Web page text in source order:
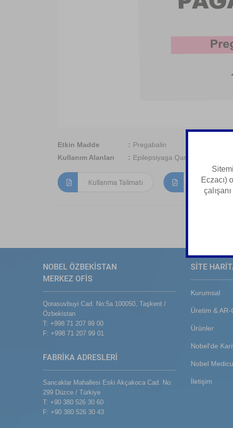
Etkin Madde
Pregabalin
Kullanım Alanları
Epilepsiyaga Qarshi Vosita
Kullanma Talimatı Kısa Ürün
NOBEL ÖZBEKİSTAN
MERKEZ OFİS
Qorasuvbuyi Cad. No:5a 100050, Taşkent /
Özbekistan
T: +998 71 207 99 00
F: +998 71 207 99 01
FABRİKA ADRESLERİ
Sancaklar Mahallesi Eski Akçakoca Cad. No:
299 Düzce / Türkiye
T: +90 380 526 30 60
F: +90 380 526 30 43
SİTE
Kurumsal
Üretim & AR-
Ürünler
Nobel'de
Nobel
İletişim
Eczacı)